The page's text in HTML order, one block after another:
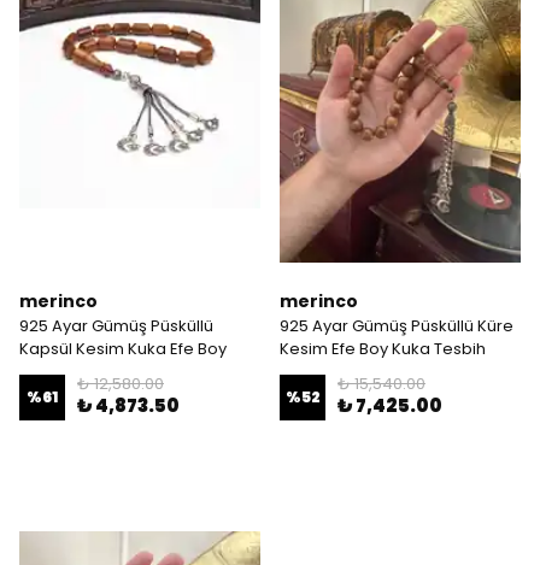
merinco
925 Ayar Gümüş Püsküllü
Kapsül Kesim Kuka Efe Boy
Tesbih
%61
₺ 12,580.00
₺ 4,873.50
merinco
925 Ayar Gümüş Püsküllü Küre
Kesim Efe Boy Kuka Tesbih
%52
₺ 15,540.00
₺ 7,425.00